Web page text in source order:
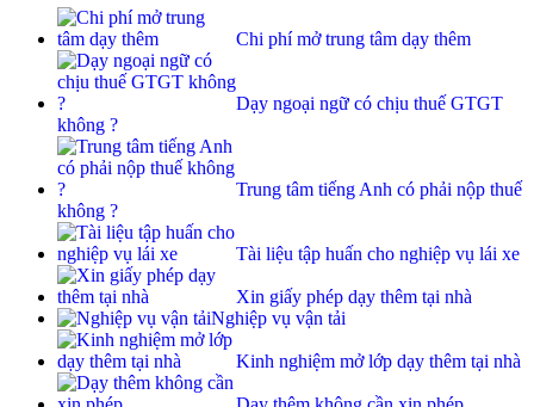
Chi phí mở trung tâm dạy thêm
Dạy ngoại ngữ có chịu thuế GTGT
không ?
Trung tâm tiếng Anh có phải nộp thuế
không ?
Tài liệu tập huấn cho nghiệp vụ lái xe
Xin giấy phép dạy thêm tại nhà
Nghiệp vụ vận tải
Kinh nghiệm mở lớp dạy thêm tại nhà